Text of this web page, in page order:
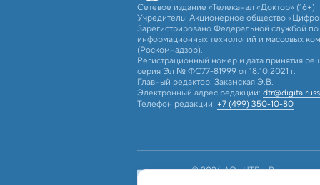
Сетевое издание «Телеканал «Доктор» (16+)
Учредитель: Акционерное общество
Зарегистрировано Федеральной службой по
информационных технологий и массовых
(Роскомнадзор).
Регистрационный номер и дата принятия
серия Эл № ФС77-81999 от 18.10.2021 г.
Главный редактор: Закамская Э.В.
Электронный адрес редакции:
Телефон редакции: +7 (499) 350-10-80
© 2026 АО «ЦТВ». Все права на